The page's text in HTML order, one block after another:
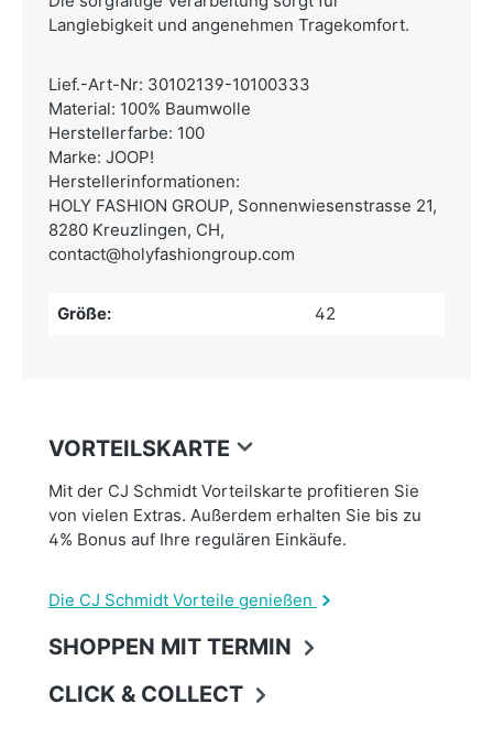
Langlebigkeit und angenehmen Tragekomfort.
Lief.-Art-Nr: 30102139-10100333
Material: 100% Baumwolle
Herstellerfarbe: 100
Marke: JOOP!
Herstellerinformationen:
HOLY FASHION GROUP, Sonnenwiesenstrasse 21,
8280 Kreuzlingen, CH,
contact@holyfashiongroup.com
Größe: 42
VORTEILSKARTE
Mit der CJ Schmidt Vorteilskarte profitieren Sie
von vielen Extras. Außerdem erhalten Sie bis zu
4% Bonus auf Ihre regulären Einkäufe.
Die CJ Schmidt Vorteile genießen
SHOPPEN MIT TERMIN
CLICK & COLLECT